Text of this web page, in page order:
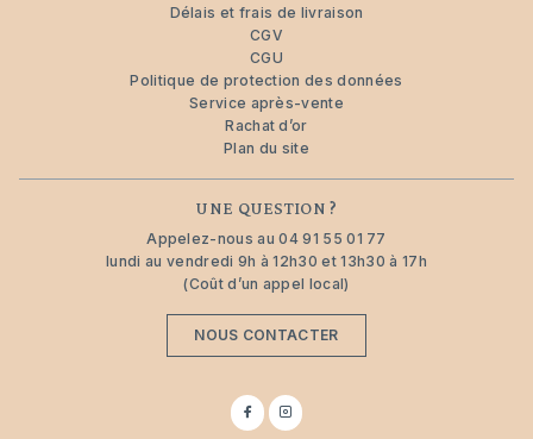
Délais et frais de livraison
CGV
CGU
Politique de protection des données
Service après-vente
Rachat d’or
Plan du site
UNE QUESTION ?
Appelez-nous au04 91 55 01 77
lundi au vendredi 9h à 12h30 et 13h30 à 17h
(Coût d’un appel local)
NOUS CONTACTER
Suivez-
nous
Suivez-
nous